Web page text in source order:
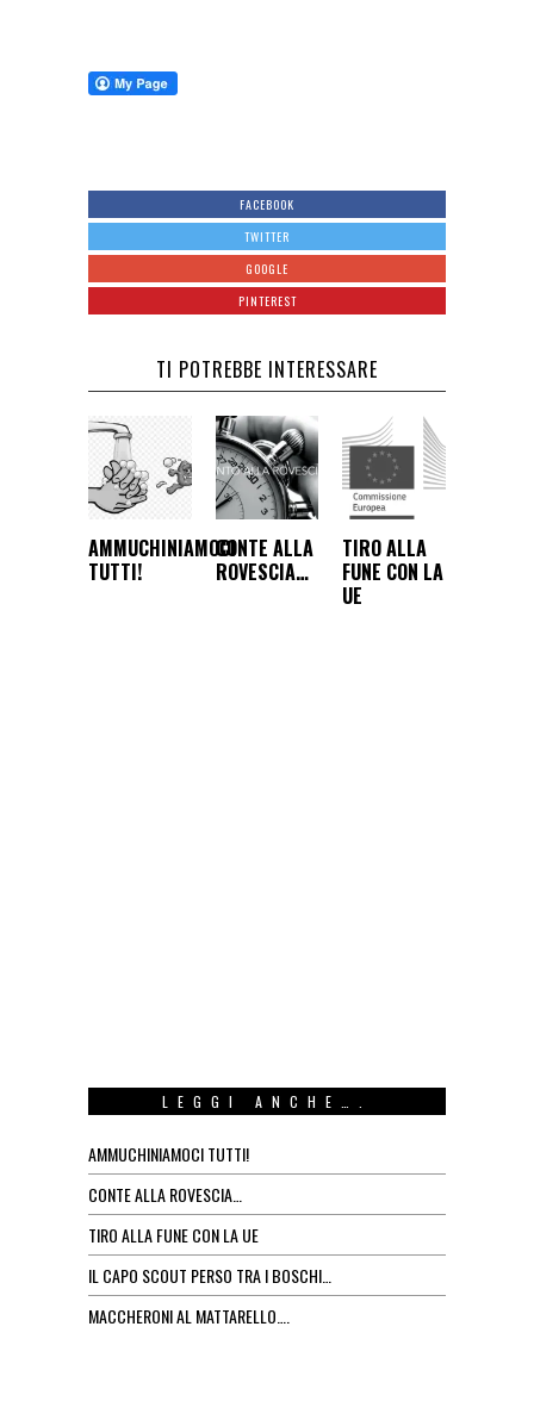
FACEBOOK
TWITTER
GOOGLE
PINTEREST
TI POTREBBE INTERESSARE
AMMUCHINIAMOCI
TUTTI!
CONTE ALLA
ROVESCIA…
TIRO ALLA
FUNE CON LA
UE
LEGGI ANCHE….
AMMUCHINIAMOCI TUTTI!
CONTE ALLA ROVESCIA…
TIRO ALLA FUNE CON LA UE
IL CAPO SCOUT PERSO TRA I BOSCHI…
MACCHERONI AL MATTARELLO….